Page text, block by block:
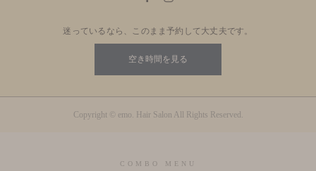
迷っているなら、このまま予約して大丈夫です。
空き時間を見る
Copyright © emo. Hair Salon All Rights Reserved.
COMBO MENU